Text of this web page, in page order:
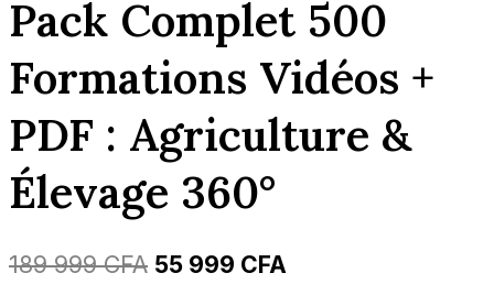
Pack Complet 500
Formations Vidéos +
PDF : Agriculture &
Élevage 360°
189 999CFA Le
55 999 CFA